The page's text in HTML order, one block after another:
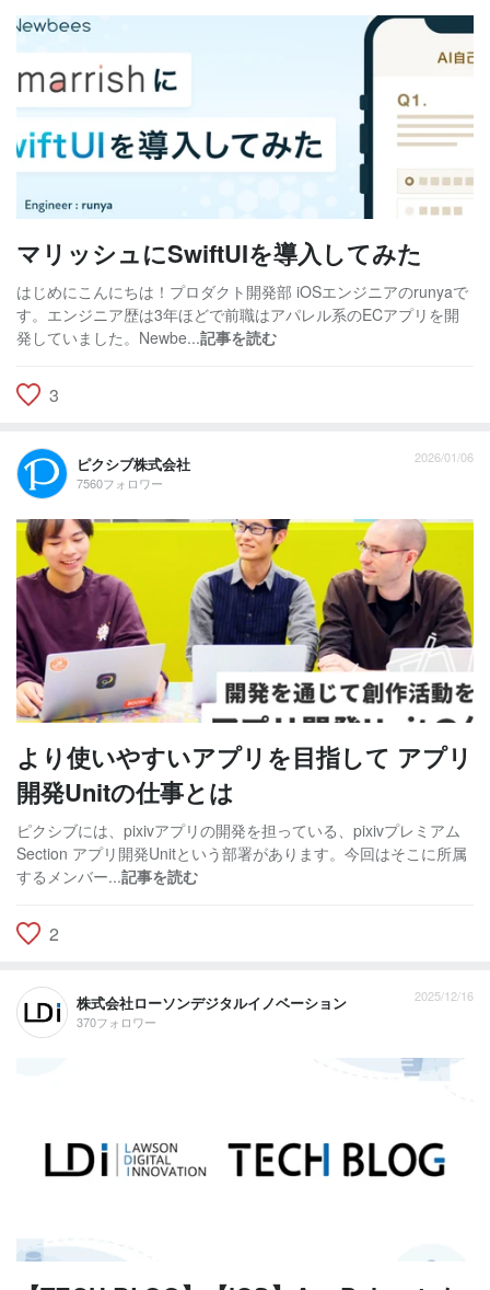
マリッシュにSwiftUIを導入してみた
はじめにこんにちは！プロダクト開発部 iOSエンジニアのrunyaで
す。エンジニア歴は3年ほどで前職はアパレル系のECアプリを開
発していました。Newbe...記事を読む
3
ピクシブ株式会社
7560フォロワー
2026/01/06
より使いやすいアプリを目指して アプリ
開発Unitの仕事とは
ピクシブには、pixivアプリの開発を担っている、pixivプレミアム
Section アプリ開発Unitという部署があります。今回はそこに所属
するメンバー...記事を読む
2
株式会社ローソンデジタルイノベーション
370フォロワー
2025/12/16